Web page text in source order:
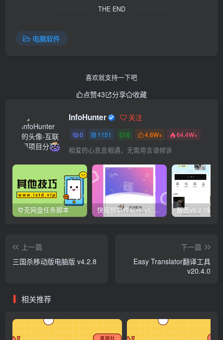
THE END
电脑软件
喜欢就支持一下吧
点赞43 分享 收藏
InfoHunter 关注
0 1151 0 4.6W+ 64.4W+
相爱的心息息相通，无需用言语倾诉
夸克网盘任务脚本 快视频制作软件 v1.1.1安卓版
上一篇
三国杀移动版电脑版 v4.2.8
下一篇
Easy Translator翻译工具
v20.4.0
相关推荐